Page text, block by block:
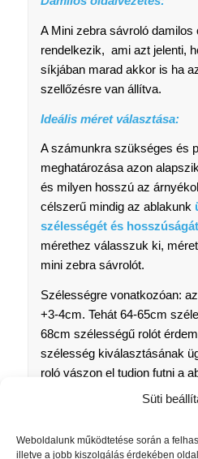
Süti
Weboldalunk működtetése során a
illetve a jobb kiszolgálás érdekében
A Mini zebra sávroló damilos
rendelkezik, ami azt jelenti,
síkjában marad akkor is ha
szellőzésre van állítva.
Ideális méret választása:
A számunkra szükséges és
meghatározása azon
és milyen hosszú az
célszerű mindig az ablakunk
szélességét és hosszúságát
mérethez válasszuk ki,
mini zebra sávrolót.
Szélességre vonatkozóan:
+3-4cm. Tehát 64-65cm
68cm szélességű rolót
szélesség kiválasztásának
roló vászon el tudjon futni a
Magasságra vonatkozóan:
valónk. Az ajtó/ablak valós